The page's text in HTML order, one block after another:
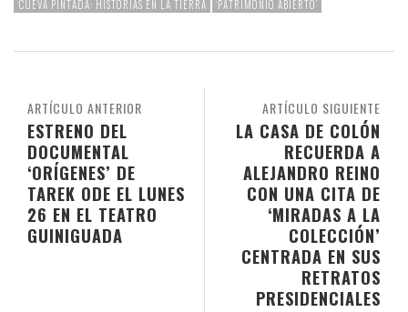
‘CUEVA PINTADA: HISTORIAS EN LA TIERRA ‘PATRIMONIO ABIERTO’
ARTÍCULO SIGUIENTE
LA CASA DE COLÓN
RECUERDA A
ALEJANDRO REINO
CON UNA CITA DE
‘MIRADAS A LA
COLECCIÓN’
CENTRADA EN SUS
RETRATOS
PRESIDENCIALES
ARTÍCULO ANTERIOR
ESTRENO DEL
DOCUMENTAL
‘ORÍGENES’ DE
TAREK ODE EL LUNES
26 EN EL TEATRO
GUINIGUADA